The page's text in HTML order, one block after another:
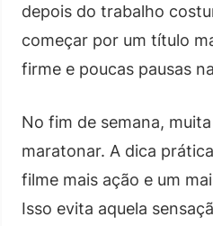
depois do trabalho
começar por um título
firme e poucas pausas
No fim de semana,
maratonar. A dica
filme mais ação e um
Isso evita aquela